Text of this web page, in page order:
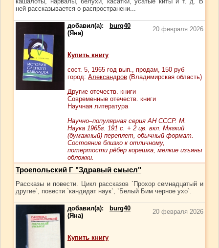
ней рассказывается о распространени...
добавил(а):
burg40
(Яна)
20 февраля 2026
Купить книгу
сост. 5, 1965 год вып., продам, 150 руб
город: Александров (Владимирская область)
Другие отечеств. книги
Современные отечеств. книги
Научная литература
Научно–популярная серия АН СССР. М.
Наука 1965г. 191 с. + 2 цв. вкл. Мягкий
(бумажный) переплет, обычный формат.
Состояние близко к отличному,
потертости рёбер корешка, мелкие изъяны
обложки.
Троепольский Г "Здравый смысл"
Рассказы и повести. Цикл рассказов `Прохор семнадцатый и
другие`, повести `кандидат наук`, `Белый Бим черное ухо`.
добавил(а):
burg40
(Яна)
20 февраля 2026
Купить книгу